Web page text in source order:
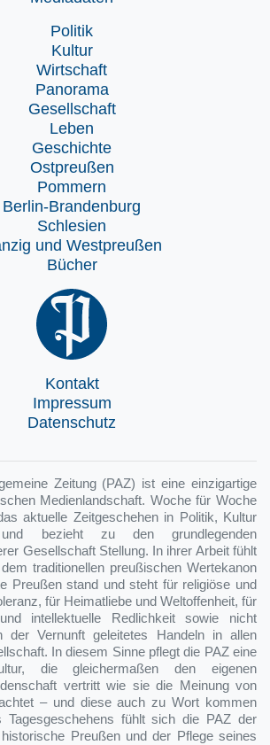
Politik
Kultur
Wirtschaft
Panorama
Gesellschaft
Leben
Geschichte
Ostpreußen
Pommern
Berlin-Brandenburg
Schlesien
und Westpreußen
Bücher
Kontakt
Impressum
Datenschutz
Zeitung (PAZ) ist eine einzigartige
Medienlandschaft. Woche für Woche
aktuelle Zeitgeschehen in Politik, Kultur
bezieht zu den grundlegenden
Gesellschaft Stellung. In ihrer Arbeit fühlt
traditionellen preußischen Wertekanon
Preußen stand und steht für religiöse und
für Heimatliebe und Weltoffenheit, für
intellektuelle Redlichkeit sowie nicht
Vernunft geleitetes Handeln in allen
In diesem Sinne pflegt die PAZ eine
die gleichermaßen den eigenen
vertritt wie sie die Meinung von
– und diese auch zu Wort kommen
Tagesgeschehens fühlt sich die PAZ der
Preußen und der Pflege seines